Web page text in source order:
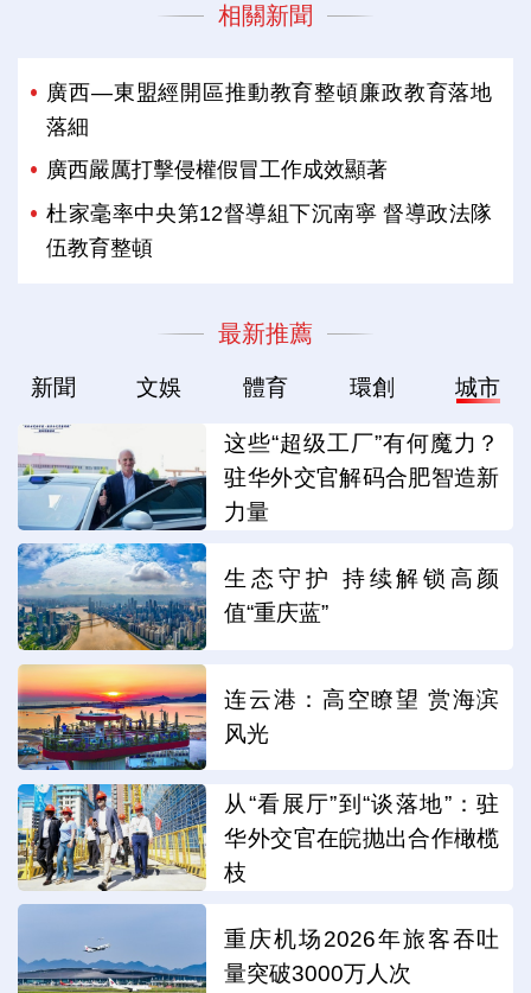
相關新聞
廣西—東盟經開區推動教育整頓廉政教育落地
落細
廣西嚴厲打擊侵權假冒工作成效顯著
杜家毫率中央第12督導組下沉南寧 督導政法隊
伍教育整頓
最新推薦
新聞 文娛 體育 環創 城市
这些“超级工厂”有何魔力？
驻华外交官解码合肥智造新
力量
生态守护 持续解锁高颜
值“重庆蓝”
连云港：高空瞭望 赏海滨
风光
从“看展厅”到“谈落地”：驻
华外交官在皖抛出合作橄榄
枝
重庆机场2026年旅客吞吐
量突破3000万人次